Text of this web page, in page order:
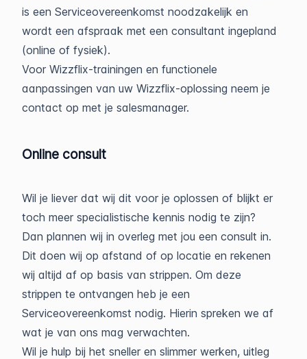
is een Serviceovereenkomst noodzakelijk en
wordt een afspraak met een consultant ingepland
(online of fysiek).
Voor Wizzflix-trainingen en functionele
aanpassingen van uw Wizzflix-oplossing neem je
contact op met je salesmanager.
Online consult
Wil je liever dat wij dit voor je oplossen of blijkt er
toch meer specialistische kennis nodig te zijn?
Dan plannen wij in overleg met jou een consult in.
Dit doen wij op afstand of op locatie en rekenen
wij altijd af op basis van strippen. Om deze
strippen te ontvangen heb je een
Serviceovereenkomst nodig. Hierin spreken we af
wat je van ons mag verwachten.
Wil je hulp bij het sneller en slimmer werken, uitleg